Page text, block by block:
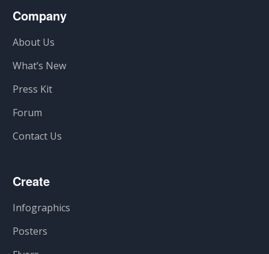
Company
About Us
What’s New
Press Kit
Forum
Contact Us
Create
Infographics
Posters